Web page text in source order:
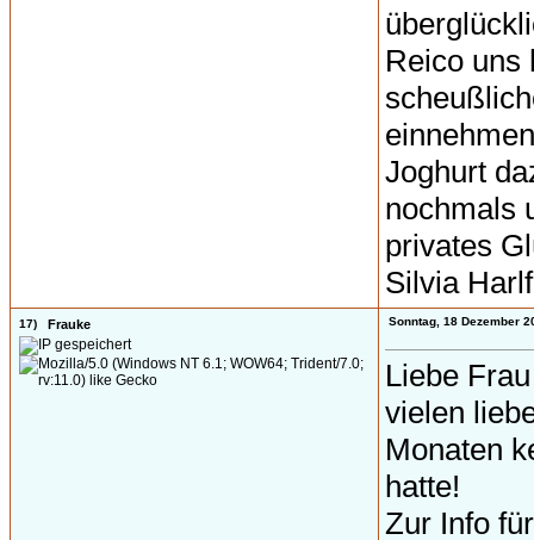
Reico uns
Joghurt
nochmals
privates
Silvia
17) Frauke Sonntag, 18 Dezember
Liebe
vielen
Monaten
hatte!
Zur Info